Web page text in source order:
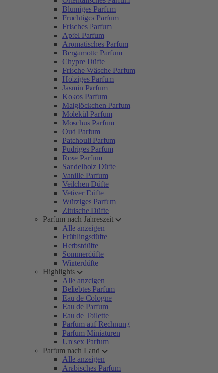
Blumiges Parfum
Fruchtiges Parfum
Frisches Parfum
Apfel Parfum
Aromatisches Parfum
Bergamotte Parfum
Chypre Düfte
Frische Wäsche Parfum
Holziges Parfum
Jasmin Parfum
Kokos Parfum
Maiglöckchen Parfum
Molekül Parfum
Moschus Parfum
Oud Parfum
Patchouli Parfum
Pudriges Parfum
Rose Parfum
Sandelholz Düfte
Vanille Parfum
Veilchen Düfte
Vetiver Düfte
Würziges Parfum
Zitrische Düfte
Parfum nach Jahreszeit
Alle anzeigen
Frühlingsdüfte
Herbstdüfte
Sommerdüfte
Winterdüfte
Highlights
Alle anzeigen
Beliebtes Parfum
Eau de Cologne
Eau de Parfum
Eau de Toilette
Parfum auf Rechnung
Parfum Miniaturen
Unisex Parfum
Parfum nach Land
Alle anzeigen
Arabisches Parfum